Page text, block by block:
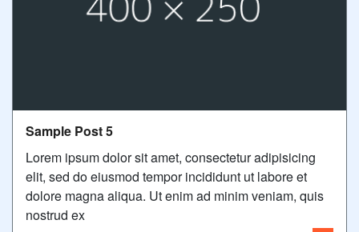
Sample Post 5
Lorem ipsum dolor sit amet, consectetur adipisicing
elit, sed do eiusmod tempor incididunt ut labore et
dolore magna aliqua. Ut enim ad minim veniam, quis
nostrud ex